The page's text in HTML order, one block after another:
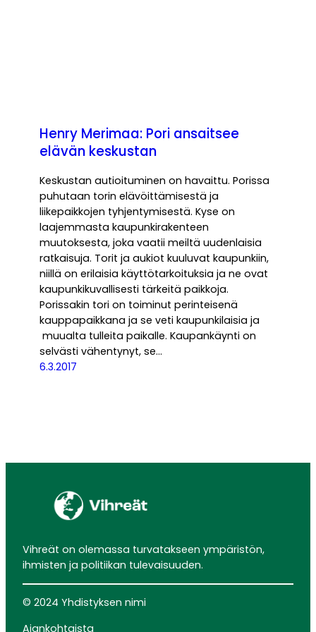
Henry Merimaa: Pori ansaitsee
elävän keskustan
Keskustan autioituminen on havaittu. Porissa
puhutaan torin elävöittämisestä ja
liikepaikkojen tyhjentymisestä. Kyse on
laajemmasta kaupunkirakenteen
muutoksesta, joka vaatii meiltä uudenlaisia
ratkaisuja. Torit ja aukiot kuuluvat kaupunkiin,
niillä on erilaisia käyttötarkoituksia ja ne ovat
kaupunkikuvallisesti tärkeitä paikkoja.
Porissakin tori on toiminut perinteisenä
kauppapaikkana ja se veti kaupunkilaisia ja
muualta tulleita paikalle. Kaupankäynti on
selvästi vähentynyt, se…
6.3.2017
Vihreät on olemassa turvatakseen ympäristön,
ihmisten ja politiikan tulevaisuuden.
© 2024 Yhdistyksen nimi
Ajankohtaista